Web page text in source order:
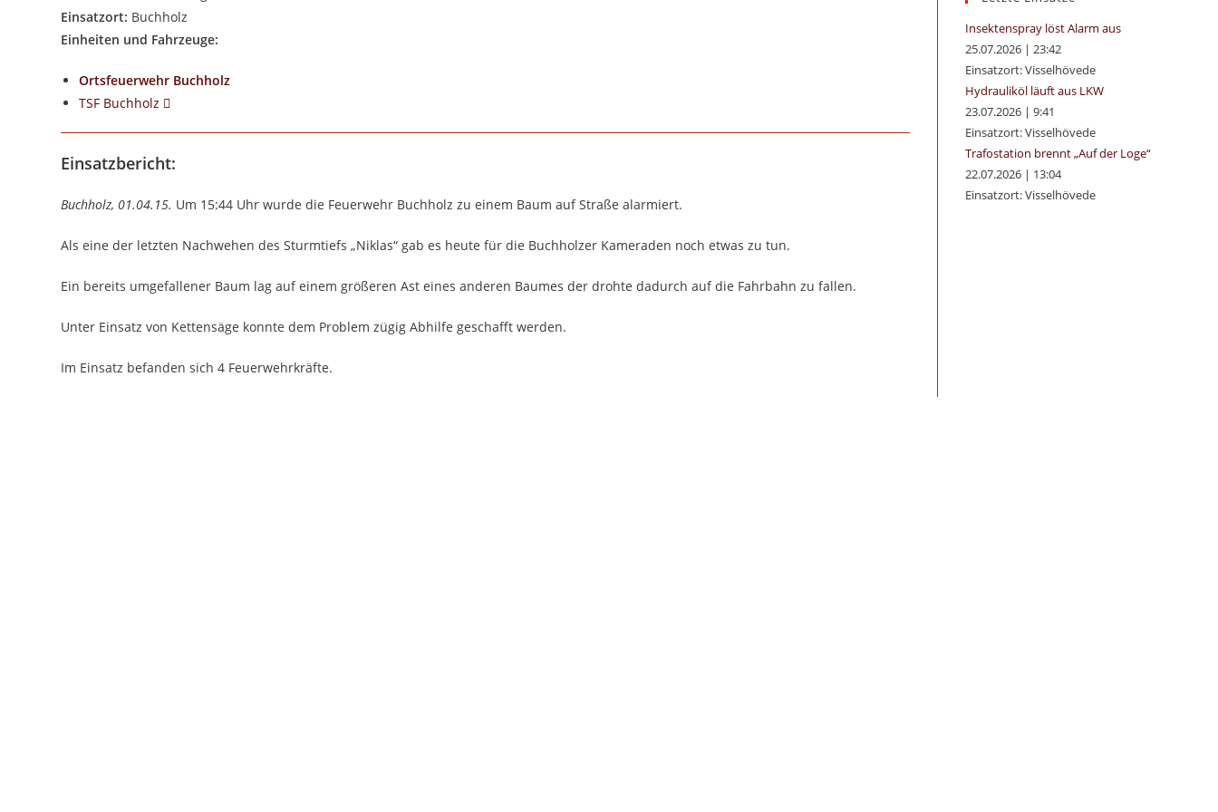
Einsatzort: Buchholz
Einheiten und Fahrzeuge:
Ortsfeuerwehr Buchholz
TSF Buchholz
Einsatzbericht:
Buchholz, 01.04.15. Um 15:44 Uhr wurde die Feuerwehr Buchholz zu einem Baum auf Straße alarmiert.
Als eine der letzten Nachwehen des Sturmtiefs „Niklas“ gab es heute für die Buchholzer Kameraden noch etwas zu tun.
Ein bereits umgefallener Baum lag auf einem größeren Ast eines anderen Baumes der drohte dadurch auf die Fahrbahn zu fallen.
Unter Einsatz von Kettensäge konnte dem Problem zügig Abhilfe geschafft werden.
Im Einsatz befanden sich 4 Feuerwehrkräfte.
Insektenspray löst Alarm aus
25.07.2026| 23:42
Einsatzort: Visselhövede
Hydrauliköl läuft aus LKW
23.07.2026| 9:41
Einsatzort: Visselhövede
Trafostation brennt „Auf der Loge“
22.07.2026| 13:04
Einsatzort: Visselhövede